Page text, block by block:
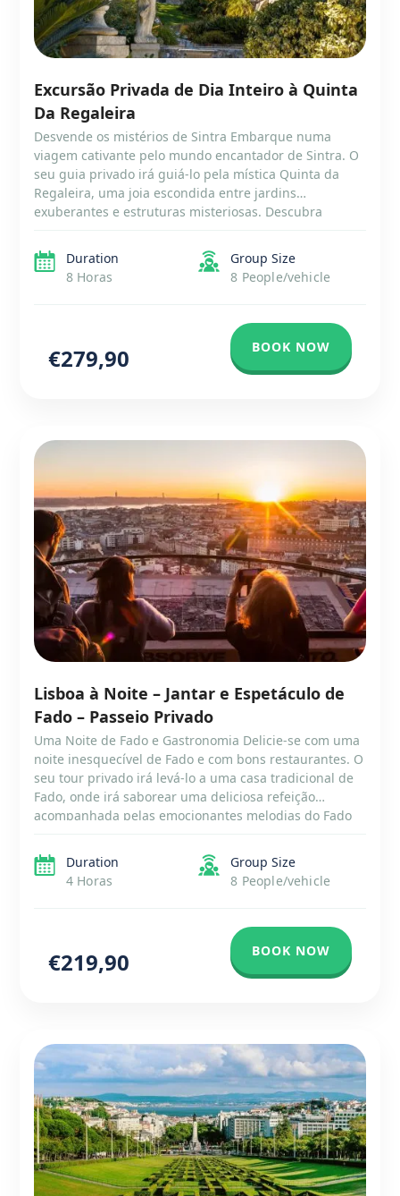
Excursão Privada de Dia Inteiro à Quinta
Da Regaleira
Desvende os mistérios de Sintra Embarque numa
viagem cativante pelo mundo encantador de Sintra. O
seu guia privado irá guiá-lo pela mística Quinta da
Regaleira, uma joia escondida entre jardins
exuberantes e estruturas misteriosas. Descubra
deslumbrantes. Continue a sua aventura até às
dramáticas falésias do Cabo da Roca, o […]
Duration
8 Horas
Group Size
8 People/vehicle
€279,90 BOOK NOW
Lisboa à Noite – Jantar e Espetáculo de
Fado – Passeio Privado
Uma Noite de Fado e Gastronomia Delicie-se com uma
noite inesquecível de Fado e com bons restaurantes. O
seu tour privado irá levá-lo a uma casa tradicional de
Fado, onde irá saborear uma deliciosa refeição
acompanhada pelas emocionantes melodias do Fado
passada, vivenciando o coração e […]
Duration
4 Horas
Group Size
8 People/vehicle
€219,90 BOOK NOW